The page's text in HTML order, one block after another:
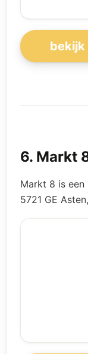
bekijk
6. Markt
Markt 8 is een
5721 GE